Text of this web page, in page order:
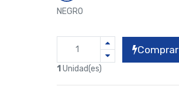
NEGRO
1 Unidad(es)